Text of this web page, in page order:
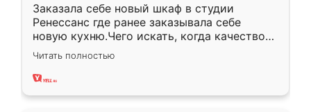
Заказала себе новый шкаф в студии
Ренессанс где ранее заказывала себе
новую кухню.Чего искать, когда качеством
вполне довольна. Служит кухня уже почти
два года, нареканий нет.
Читать полностью